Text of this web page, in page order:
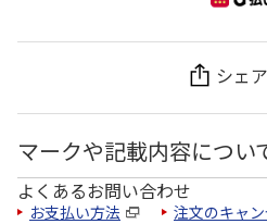
シェ
マークや記載内容につい
よくあるお問い合わせ
お支払い方法 注文のキャ